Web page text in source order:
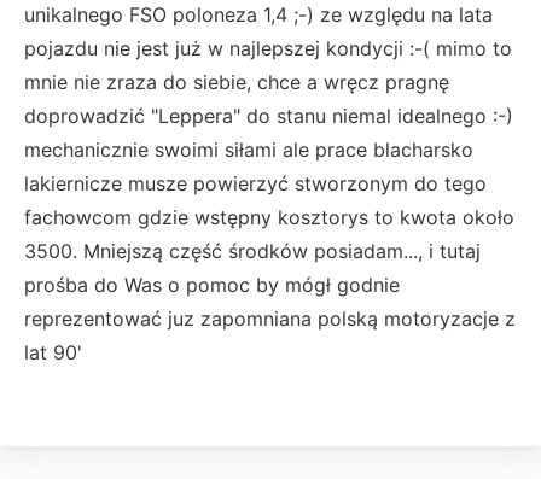
unikalnego FSO poloneza 1,4 ;-) ze względu na lata
pojazdu nie jest już w najlepszej kondycji :-( mimo to
mnie nie zraza do siebie, chce a wręcz pragnę
doprowadzić "Leppera" do stanu niemal idealnego :-)
mechanicznie swoimi siłami ale prace blacharsko
lakiernicze musze powierzyć stworzonym do tego
fachowcom gdzie wstępny kosztorys to kwota około
3500. Mniejszą część środków posiadam..., i tutaj
prośba do Was o pomoc by mógł godnie
reprezentować juz zapomniana polską motoryzacje z
lat 90'